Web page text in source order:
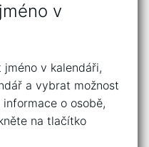
v
v kalendáři,
a vybrat možnost
o osobě,
na tlačítko